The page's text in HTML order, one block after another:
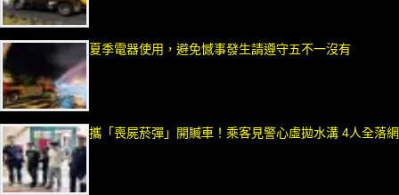
夏季電器使用，避免憾事發生請遵守五不一沒有
攜「喪屍菸彈」開贓車！乘客見警心虛拋水溝 4人全落網